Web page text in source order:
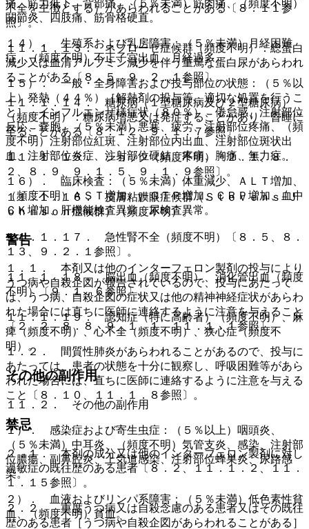
痛、筋力低下、背部痛、（５％未満）筋肉痛、（頻度不明）
関節炎、四肢痛、筋骨格硬直。
１４）． 生殖系および乳房障害：（５％未満）月経困難
症、（頻度不明）不正子宮出血、月経過多。
１５）． 一般・全身障害および投与部位の状態：（５％以
上）発熱（４４％）［解熱剤の投与等、適切な処置を行うこ
と］、インフルエンザ様症状（８０％）、倦怠感、注射部位
反応、嚢胞、（５％未満）悪寒、疲労、注射部位疼痛、（頻
度不明）注射部位紅斑、注射部位内出血、注射部位斑状出
血、注射部位炎症、注射部位硬結、疼痛、胸痛、無力症。
１６）． 臨床検査：（５％未満）体重減少、ＡＬＴ増加、
（頻度不明）ＡＳＴ増加、γ−ＧＴＰ増加、ＣＲＰ増加、血中
ＣＫ増加、肝機能検査異常、尿検査異常。
警告
１．１． 本剤又は他のインターフェロン製剤の投与により
うつ病や自殺企図が報告されているので、投与にあたって
は、うつ病、自殺企図の症状又は他の精神神経症状があらわ
れた場合には直ちに医師に連絡するように注意を与えること
〔２．２、８．８、９．１．１、１１．１．１参照〕。
１．２． 間質性肺炎があらわれることがあるので、投与に
あたっては、患者の状態を十分に観察し、呼吸困難等があら
われた場合には、直ちに医師に連絡するように注意を与える
こと〔８．１０、１１．１．８参照〕。
禁忌
２．１． 本剤の成分又は他のインターフェロン製剤に対し
過敏症の既往歴のある患者〔８．２、１１．１．２、１１．
１．１５参照〕。
２．２． 重度うつ病又は自殺念慮のある患者又はその既往
歴のある患者［うつ病や自殺企図があらわれることがある］
不全を主徴とする）があらわれることがある〔８．１１参
照〕。
１１．１．１３． ネフローゼ症候群（頻度不明）：総蛋白
減少又は血清アルブミン減少を伴う重篤な蛋白尿があらわれ
ることがある〔８．５、９．２．１参照〕。
１１．１．１４． 糖尿病（１型糖尿病及び２型糖尿病）
（頻度不明）：糖尿病増悪又は発症することがあり、昏睡に
至ることがある〔８．１２、９．１．７参照〕。
１１．１．１５． ショック（頻度不明）〔２．１、８．
２、８．９、９．１．５、９．１．９参照〕。
１１．１．１６． 皮膚粘膜眼症候群（Ｓｔｅｖｅｎｓ−Ｊ
ｏｈｎｓｏｎ症候群）（頻度不明）。
１１．１．１７． 急性腎不全（頻度不明）〔８．５、８．
１３、９．２．１参照〕。
１１．１．１８． 脳出血（頻度不明）、消化管出血（頻度
不明）〔９．１．６参照〕。
１１．１．１９． 認知症（特に高齢者）（頻度不明）、麻
痺（頻度不明）、心不全（頻度不明）、狭心症（頻度不
明）。
その他の副作用
１１．２． その他の副作用
１）． 感染症および寄生虫症：（５％以上）咽頭炎、
（５％未満）中耳炎、（頻度不明）気管支炎、感染、注射部
位膿瘍、副鼻腔炎、上気道感染、注射部位蜂巣炎、尿路感
染。
２）． 血液およびリンパ系障害：（５％未満）低色素性貧
血、（頻度不明）貧血。